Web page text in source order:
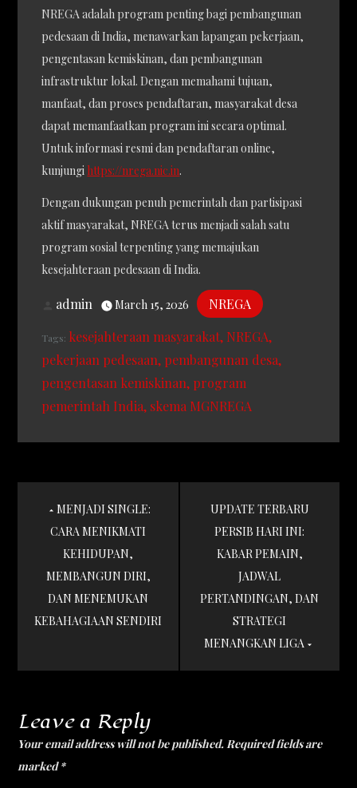
NREGA adalah program penting bagi pembangunan
pedesaan di India, menawarkan lapangan pekerjaan,
pengentasan kemiskinan, dan pembangunan
infrastruktur lokal. Dengan memahami tujuan,
manfaat, dan proses pendaftaran, masyarakat desa
dapat memanfaatkan program ini secara optimal.
Untuk informasi resmi dan pendaftaran online,
kunjungi https://nrega.nic.in.
Dengan dukungan penuh pemerintah dan partisipasi
aktif masyarakat, NREGA terus menjadi salah satu
program sosial terpenting yang memajukan
kesejahteraan pedesaan di India.
admin March 15, 2026 NREGA
Tags: kesejahteraan masyarakat NREGA
pekerjaan pedesaan pembangunan desa
pengentasan kemiskinan program
pemerintah India skema MGNREGA
Post
navigation
MENJADI SINGLE:
CARA MENIKMATI
KEHIDUPAN,
MEMBANGUN DIRI,
DAN MENEMUKAN
KEBAHAGIAAN SENDIRI
UPDATE TERBARU
PERSIB HARI INI:
KABAR PEMAIN,
JADWAL
PERTANDINGAN, DAN
STRATEGI
MENANGKAN LIGA
Leave a Reply
Your email address will not be published. Required fields are
marked*